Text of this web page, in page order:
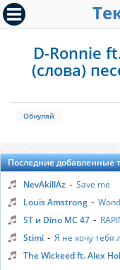
D-Ronnie
(слова)
Обнуляй
Последние добавленные
NevAkillAz - Save me
Louis Amstrong -
ST и Dino MC 47 -
Stimi - Я не хочу тебя
The Wickeed ft. Alex